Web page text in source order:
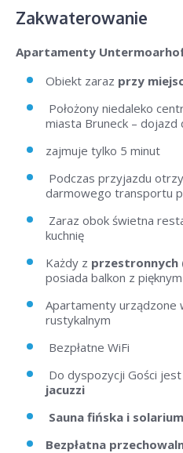
Zakwaterowanie
Apartamenty
Obiekt zaraz przy
Położony niedaleko
miasta Bruneck – dojazd
zajmuje tylko 5 minut
Podczas przyjazdu
darmowego transportu
Zaraz obok świetna
kuchnię
Każdy z przestronnych
posiada balkon z
Apartamenty urządzone
rustykalnym
Bezpłatne WiFi
Do dyspozycji Gości jest
jacuzzi
Sauna fińska i solarium
Bezpłatna